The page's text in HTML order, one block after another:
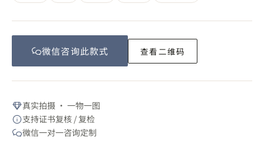
微信咨询此款式 查看二维码
真实拍摄 · 一物一图
支持证书复核 / 复检
微信一对一咨询定制